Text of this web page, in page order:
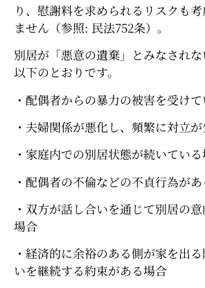
り、慰謝料を求められるリスクも
ません（参照: 民法752条）。
別居が「悪意の遺棄」とみなされ
以下のとおりです。
・配偶者からの暴力の被害を受け
・夫婦関係が悪化し、頻繁に対立
・家庭内での別居状態が続いてい
・配偶者の不倫などの不貞行為が
・双方が話し合いを通じて別居の
場合
・経済的に余裕のある側が家を出
いを継続する約束がある場合